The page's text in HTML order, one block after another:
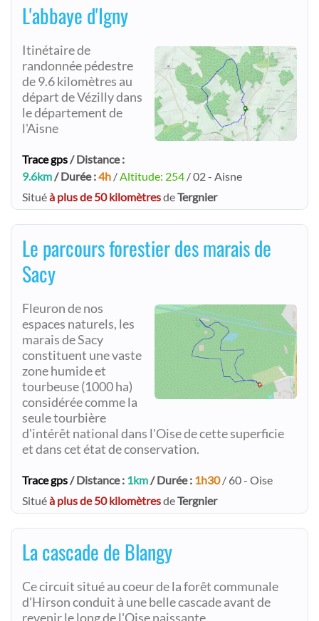
L'abbaye d'Igny
Itinétaire de
randonnée pédestre
de 9.6 kilomètres au
départ de Vézilly dans
le département de
l'Aisne
Trace gps/ Distance :
9.6km/ Durée :4h /Altitude: 254 / 02 - Aisne
Situéà plus de 50 kilomètresdeTergnier
Le parcours forestier des marais de
Sacy
Fleuron de nos
espaces naturels, les
marais de Sacy
constituent une vaste
zone humide et
tourbeuse (1000 ha)
considérée comme la
seule tourbière
d'intérêt national dans l'Oise de cette superficie
et dans cet état de conservation.
Trace gps/ Distance : 1km/ Durée : 1h30/ 60 - Oise
Situéà plus de 50 kilomètresdeTergnier
La cascade de Blangy
Ce circuit situé au coeur de la forêt communale
d'Hirson conduit à une belle cascade avant de
revenir le long de l'Oise naissante.